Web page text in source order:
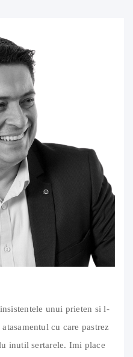
unui prieten si l-
cu care pastrez
inutil sertarele. Imi place